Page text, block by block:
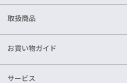
取扱商品
お買い物ガイド
サービス